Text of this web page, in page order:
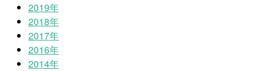
2019年
2018年
2017年
2016年
2014年